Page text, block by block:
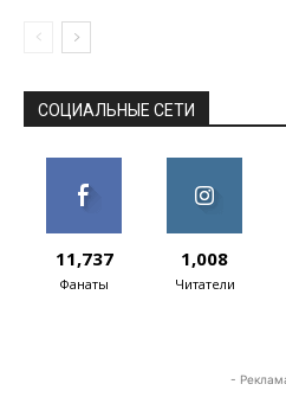
СОЦИАЛЬНЫЕ СЕТИ
11,737
Фанаты
1,008
Читатели
-